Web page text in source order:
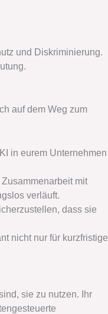
und Diskriminierung.
auf dem Weg zum
in eurem Unternehmen
mit
verläuft.
dass sie
nicht nur für kurzfristige
sie zu nutzen. Ihr